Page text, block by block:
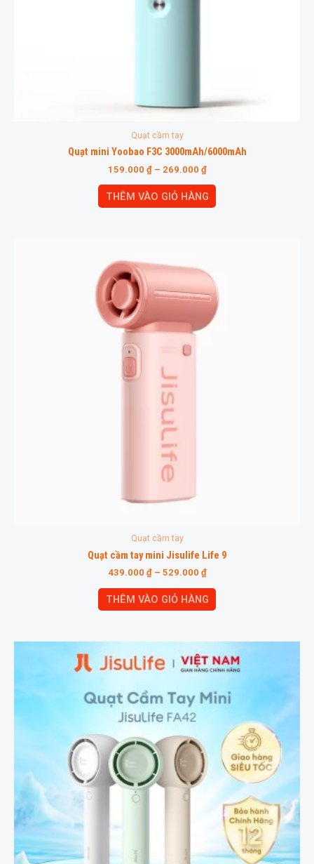
Quạt cầm tay
Quạt mini Yoobao F3C 3000mAh/6000mAh
159.000 ₫– 269.000 ₫
THÊM VÀO GIỎ HÀNG
Quạt cầm tay
Quạt cầm tay mini Jisulife Life 9
439.000 ₫– 529.000 ₫
THÊM VÀO GIỎ HÀNG